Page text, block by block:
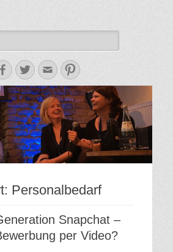
Blog
Facebook
Twitter
E-
Mail-
Adresse
Pinterest
Personalbedarf
Snapchat –
per Video?